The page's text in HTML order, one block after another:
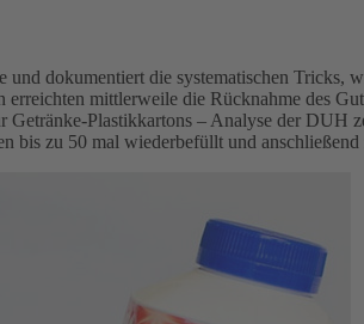
dokumentiert die systematischen Tricks,
mittlerweile die Rücknahme des
Plastikkartons – Analyse der DUH
bis zu 50 mal wiederbefüllt und